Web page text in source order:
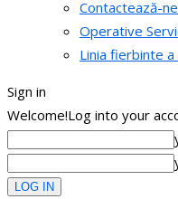
Contactează-ne
Operative
Linia fierbinte
Sign in
Welcome!Log into your